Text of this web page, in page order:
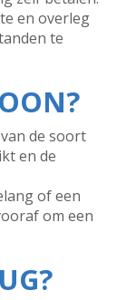
en overleg
te
de soort
en de
of een
om een